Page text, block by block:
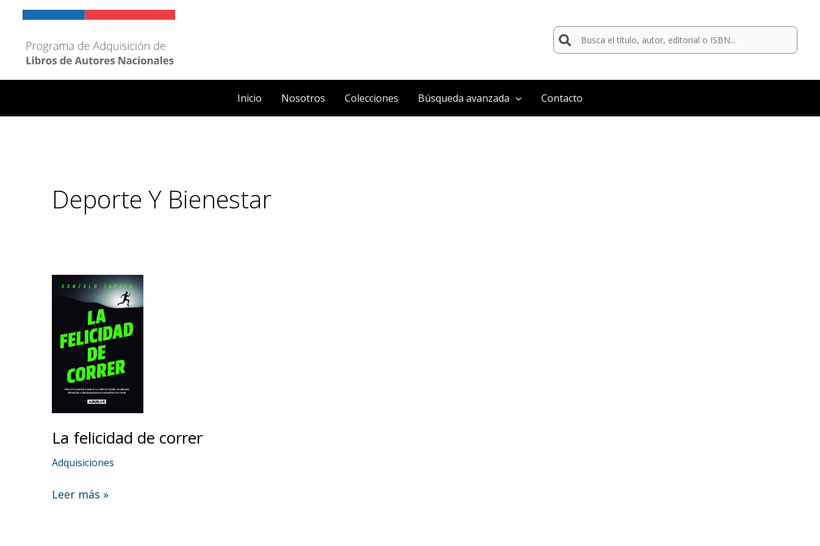
contenido
Buscar
por:
Inicio Nosotros Colecciones Búsqueda avanzada Contacto
Deporte Y Bienestar
La felicidad de correr
Adquisiciones
La
Leer más »